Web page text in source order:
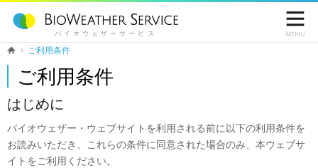
バイオウェザーサービス

Menu
ご利用条件
ご利用条件
はじめに
バイオウェザー・ウェブサイトを利用される前に以下の利用条件を
お読みいただき、これらの条件に同意された場合のみ、本ウェブサ
イトをご利用ください。